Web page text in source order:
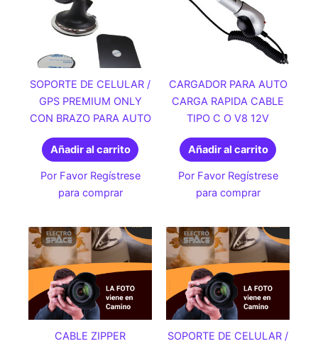
SOPORTE DE CELULAR /
GPS PREMIUM ONLY
CON BRAZO PARA AUTO
Añadir al carrito
Por Favor Regístrese
para comprar
CARGADOR PARA AUTO
CARGA RAPIDA CABLE
TIPO C O V8 12V
Añadir al carrito
Por Favor Regístrese
para comprar
CABLE ZIPPER
SOPORTE DE CELULAR /